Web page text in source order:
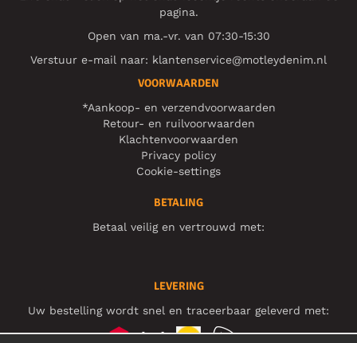
pagina.
Open van ma.-vr. van 07:30-15:30
Verstuur e-mail naar: klantenservice@motleydenim.nl
VOORWAARDEN
*Aankoop- en verzendvoorwaarden
Retour- en ruilvoorwaarden
Klachtenvoorwaarden
Privacy policy
Cookie-settings
BETALING
Betaal veilig en vertrouwd met:
LEVERING
Uw bestelling wordt snel en traceerbaar geleverd met: